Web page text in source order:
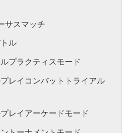
サスマッチ
ル
プラクティスモード
レイコンバットトライアル
レイアーケードモード